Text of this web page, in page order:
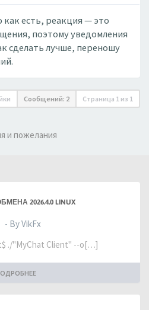
есть, реакция — это
поэтому уведомления
сделать лучше, переношу
Сообщений: 2 Страница 1 из 1
и пожелания
2026.4.0 LINUX
- By VikFx
./"MyChat Client" --o[…]